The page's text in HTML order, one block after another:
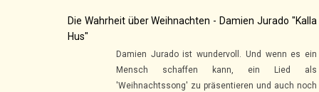
Die Wahrheit über Weihnachten - Damien Jurado "Kalla
Hus"
Damien Jurado ist wundervoll. Und wenn es ein
Mensch schaffen kann, ein Lied als
'Weihnachtssong' zu präsentieren und auch noch